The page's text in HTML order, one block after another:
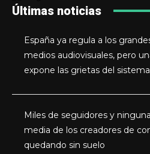
Últimas noticias
España ya regula a los
medios audiovisuales, pero
expone las grietas del sistema
Miles de seguidores y
media de los creadores de
quedando sin suelo